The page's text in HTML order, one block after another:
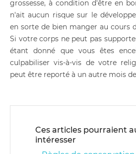
grossesse, à condition d'être en
n'ait aucun risque sur le
en sorte de bien manger au cours
Si votre corps ne peut pas
étant donné que vous êtes
culpabiliser vis-à-vis de votre
peut être reporté à un autre mois
Ces articles pourraient
intéresser